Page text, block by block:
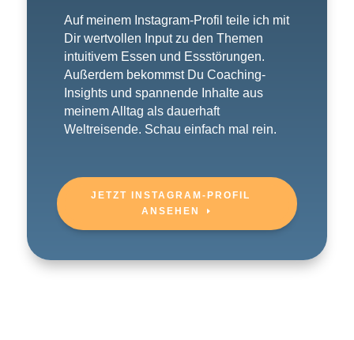
Auf meinem Instagram-Profil teile ich mit
Dir wertvollen Input zu den Themen
intuitivem Essen und Essstörungen.
Außerdem bekommst Du Coaching-
Insights und spannende Inhalte aus
meinem Alltag als dauerhaft
Weltreisende. Schau einfach mal rein.
JETZT INSTAGRAM-PROFIL
ANSEHEN